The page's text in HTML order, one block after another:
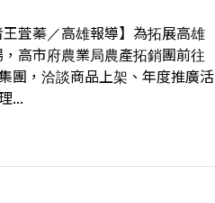
王萓蓁／高雄報導】為拓展高雄
高市府農業局農產拓銷團前往
團，洽談商品上架、年度推廣活
...